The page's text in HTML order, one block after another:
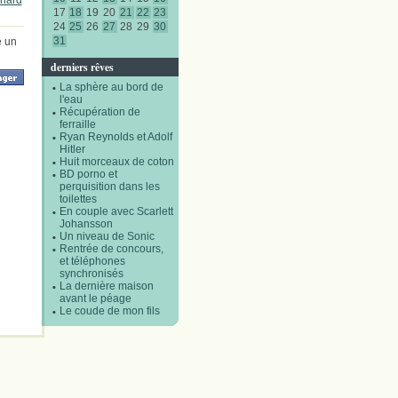
17 18 19 20 21 22 23
24 25 26 27 28 29 30
31
derniers rêves
La sphère au bord de
l'eau
Récupération de
ferraille
Ryan Reynolds et Adolf
Hitler
Huit morceaux de coton
BD porno et
perquisition dans les
toilettes
En couple avec Scarlett
Johansson
Un niveau de Sonic
Rentrée de concours,
et téléphones
synchronisés
La dernière maison
avant le péage
Le coude de mon fils
un